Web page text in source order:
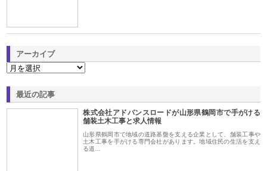
アーカイブ
最近の記事
株式会社アドバンスロードが山形県鶴岡市で手がける
舗装土木工事と求人情報
山形県鶴岡市で地域の道路基盤を支える企業として、舗装工事や
土木工事を手がける専門会社があります。地域住民の生活を支え
る道…